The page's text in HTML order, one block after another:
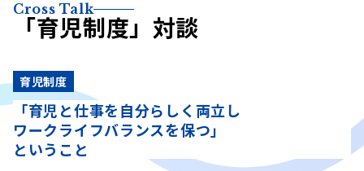
Cross Talk
「育児制度」対談
育児制度
「育児と仕事を自分らしく両立し
ワークライフバランスを保つ」
ということ